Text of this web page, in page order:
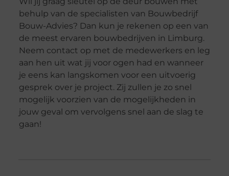
behulp van de specialisten van Bouwbedrijf
Bouw-Advies? Dan kun je rekenen op een van
de meest ervaren bouwbedrijven in Limburg.
Neem contact op met de medewerkers en leg
aan hen uit wat jij voor ogen had en wanneer
je eens kan langskomen voor een uitvoerig
gesprek over je project. Zij zullen je zo snel
mogelijk voorzien van de mogelijkheden in
jouw geval om vervolgens snel aan de slag te
gaan!